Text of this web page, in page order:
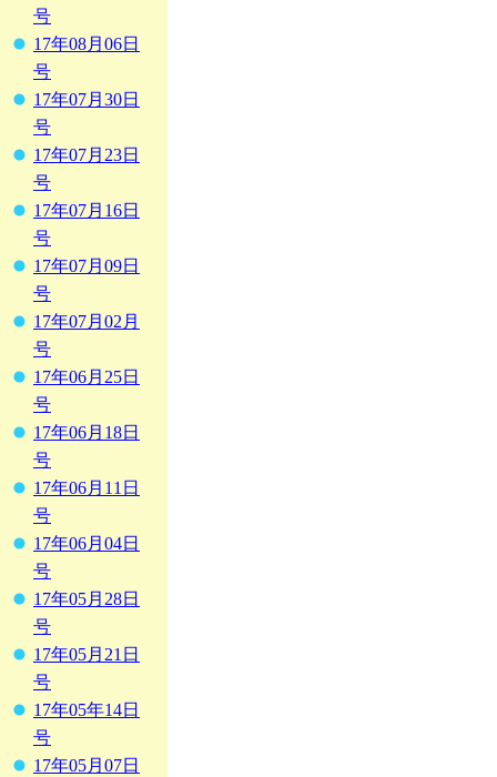
号
17年08月06日
号
17年07月30日
号
17年07月23日
号
17年07月16日
号
17年07月09日
号
17年07月02月
号
17年06月25日
号
17年06月18日
号
17年06月11日
号
17年06月04日
号
17年05月28日
号
17年05月21日
号
17年05年14日
号
17年05月07日